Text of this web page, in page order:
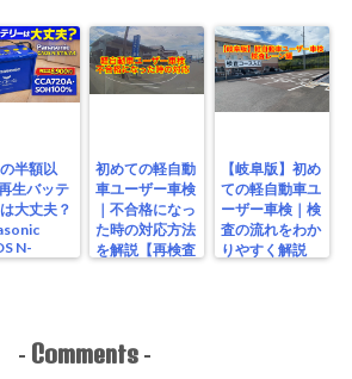
半額以
生バッテ
大丈夫？
N-
A4を実測
初めての軽自動
車ユーザー車検
｜不合格になっ
た時の対応方法
を解説【再検査
【岐阜版】初め
ての軽自動車ユ
ーザー車検｜検
査の流れをわか
りやすく解説
- Comments -